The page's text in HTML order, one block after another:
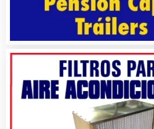
Alarmas
Albercas
Alimentos